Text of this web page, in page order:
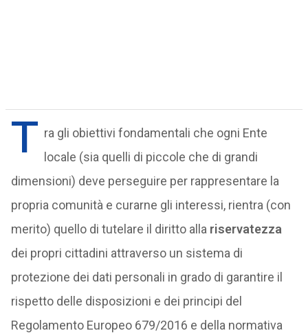
T ra gli obiettivi fondamentali che ogni Ente
locale (sia quelli di piccole che di grandi
dimensioni) deve perseguire per rappresentare la
propria comunità e curarne gli interessi, rientra (con
merito) quello di tutelare il diritto alla riservatezza
dei propri cittadini attraverso un sistema di
protezione dei dati personali in grado di garantire il
rispetto delle disposizioni e dei principi del
Regolamento Europeo 679/2016 e della normativa